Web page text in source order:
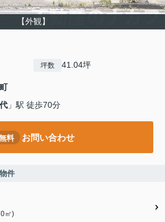
【外観】
坪数 41.04坪
」駅 徒歩70分
料 お問い合わせ
件
㎡)